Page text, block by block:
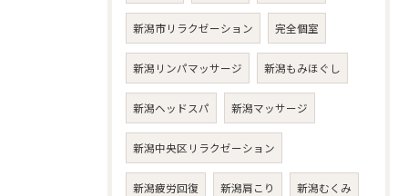
新潟市リラクゼーション 完全個室
新潟リンパマッサージ 新潟もみほぐし
新潟ヘッドスパ 新潟マッサージ
新潟中央区リラクゼーション
新潟疲労回復 新潟肩こり 新潟むくみ